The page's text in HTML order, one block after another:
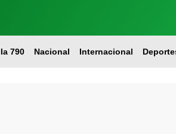
790 Nacional Internacional